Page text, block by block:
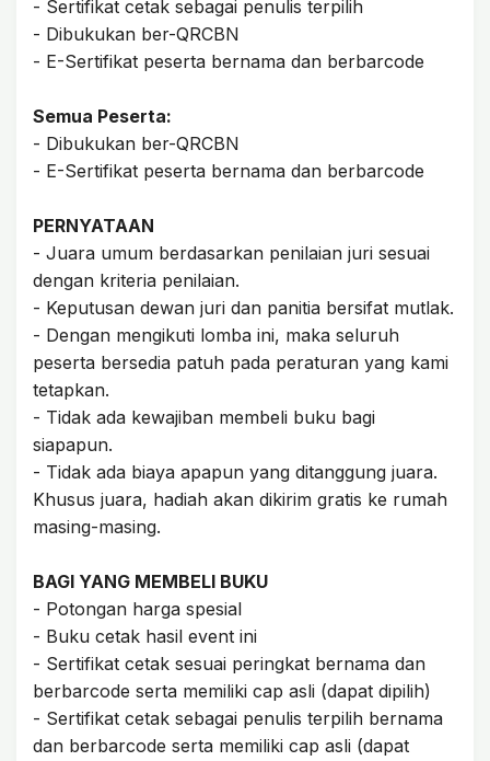
- Sertifikat cetak sebagai penulis terpilih
- Dibukukan ber-QRCBN
- E-Sertifikat peserta bernama dan berbarcode
Semua Peserta:
- Dibukukan ber-QRCBN
- E-Sertifikat peserta bernama dan berbarcode
PERNYATAAN
- Juara umum berdasarkan penilaian juri sesuai
dengan kriteria penilaian.
- Keputusan dewan juri dan panitia bersifat mutlak.
- Dengan mengikuti lomba ini, maka seluruh
peserta bersedia patuh pada peraturan yang kami
tetapkan.
- Tidak ada kewajiban membeli buku bagi
siapapun.
- Tidak ada biaya apapun yang ditanggung juara.
Khusus juara, hadiah akan dikirim gratis ke rumah
masing-masing.
BAGI YANG MEMBELI BUKU
- Potongan harga spesial
- Buku cetak hasil event ini
- Sertifikat cetak sesuai peringkat bernama dan
berbarcode serta memiliki cap asli (dapat dipilih)
- Sertifikat cetak sebagai penulis terpilih bernama
dan berbarcode serta memiliki cap asli (dapat